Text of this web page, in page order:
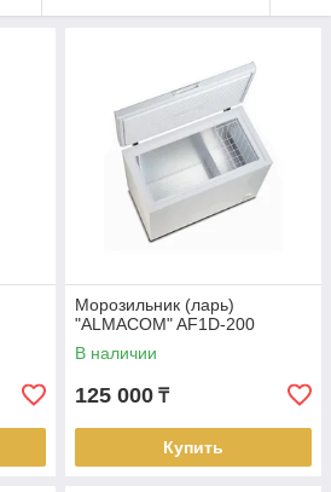
Морозильник (ларь)
"ALMACOM" AF1D-200
В наличии
125 000 ₸
Купить